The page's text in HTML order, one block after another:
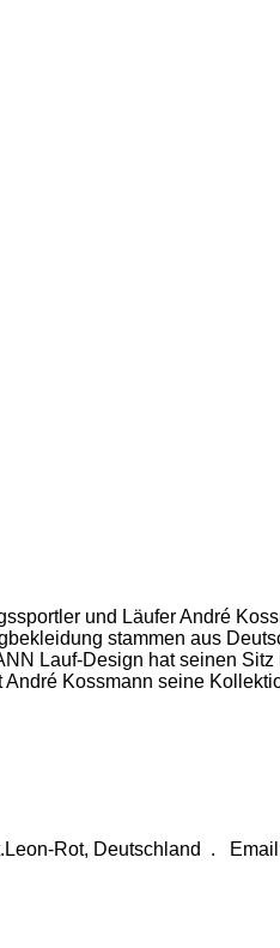
und Läufer André
stammen aus
Lauf-Design hat seinen
Kossmann seine
Rot, Deutschland .